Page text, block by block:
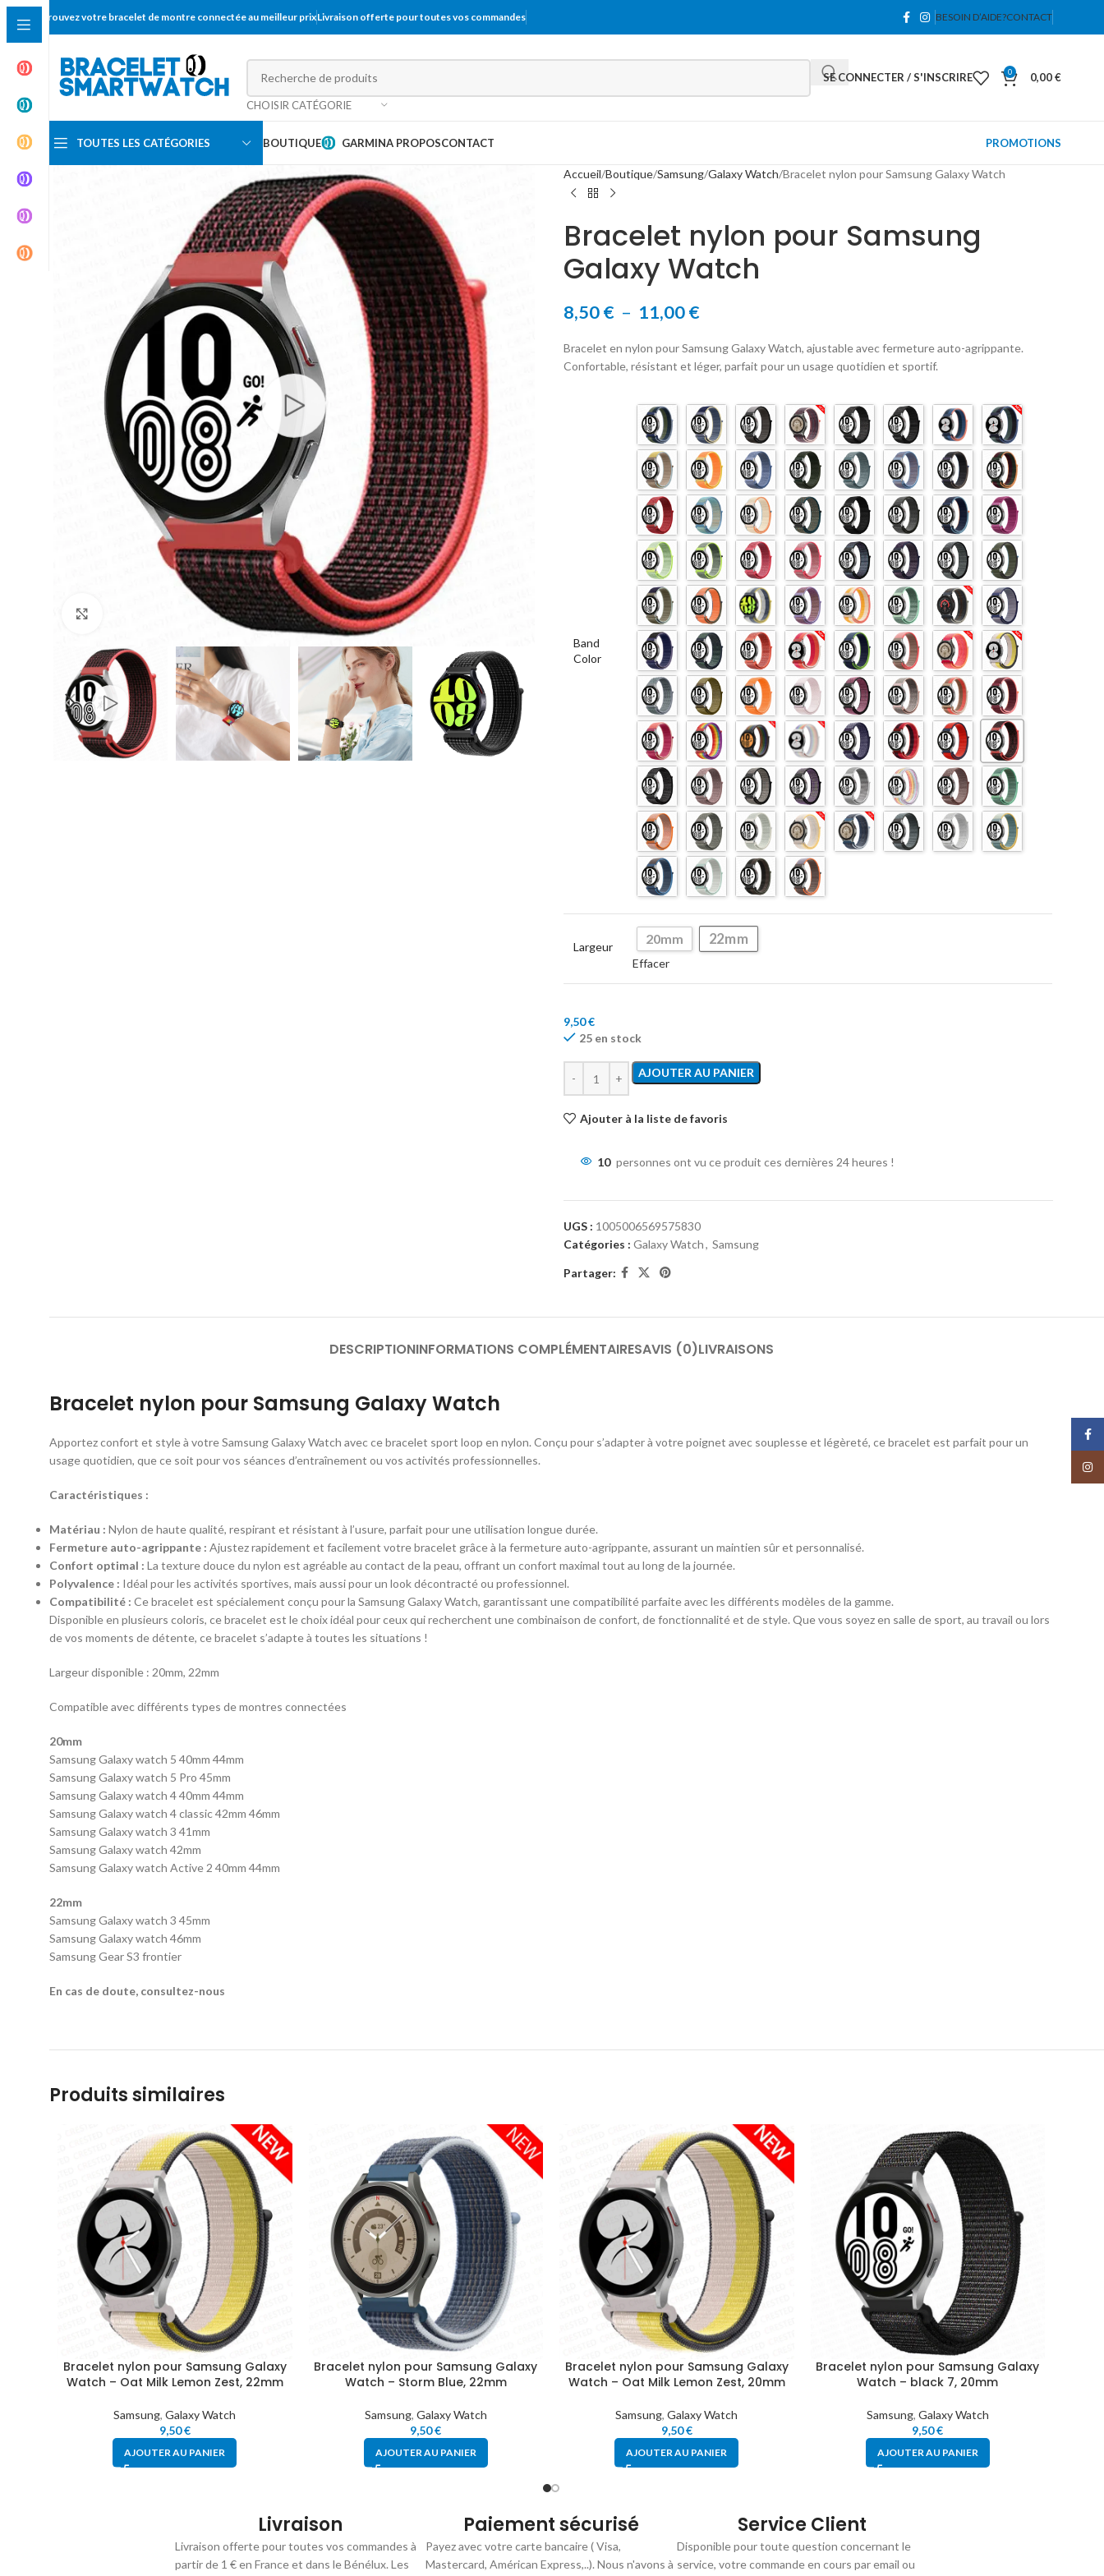
Trouvez votre bracelet de montre connectée au meilleur prixLivraison offerte pour toutes vos commandes BESOIN D’AIDE?CONTACT
CHOISIR CATÉGORIE
SE CONNECTER / S'INSCRIRE 0 0,00€
TOUTES LES CATÉGORIES BOUTIQUE GARMINA PROPOSCONTACT PROMOTIONS
Accueil Boutique Samsung Galaxy Watch Bracelet nylon pour Samsung Galaxy Watch
Bracelet nylon pour Samsung
Galaxy Watch
8,50€ – 11,00€
Bracelet en nylon pour Samsung Galaxy Watch, ajustable avec fermeture auto-agrippante.
Confortable, résistant et léger, parfait pour un usage quotidien et sportif.
Band
Color
Largeur
20mm 22mm
Effacer
9,50€
25 en stock
AJOUTER AU PANIER
Ajouter à la liste de favoris
10 personnes ont vu ce produit ces dernières 24 heures !
UGS : 1005006569575830
Catégories : Galaxy Watch, Samsung
Partager:
DESCRIPTIONINFORMATIONS COMPLÉMENTAIRESAVIS (0)LIVRAISONS
Bracelet nylon pour Samsung Galaxy Watch
Apportez confort et style à votre Samsung Galaxy Watch avec ce bracelet sport loop en nylon. Conçu pour s’adapter à votre poignet avec souplesse et légèreté, ce bracelet est parfait pour un
usage quotidien, que ce soit pour vos séances d’entraînement ou vos activités professionnelles.
Caractéristiques :
Matériau : Nylon de haute qualité, respirant et résistant à l’usure, parfait pour une utilisation longue durée.
Fermeture auto-agrippante : Ajustez rapidement et facilement votre bracelet grâce à la fermeture auto-agrippante, assurant un maintien sûr et personnalisé.
Confort optimal : La texture douce du nylon est agréable au contact de la peau, offrant un confort maximal tout au long de la journée.
Polyvalence : Idéal pour les activités sportives, mais aussi pour un look décontracté ou professionnel.
Compatibilité : Ce bracelet est spécialement conçu pour la Samsung Galaxy Watch, garantissant une compatibilité parfaite avec les différents modèles de la gamme.
Disponible en plusieurs coloris, ce bracelet est le choix idéal pour ceux qui recherchent une combinaison de confort, de fonctionnalité et de style. Que vous soyez en salle de sport, au travail ou lors
de vos moments de détente, ce bracelet s’adapte à toutes les situations !
Largeur disponible : 20mm, 22mm
Compatible avec différents types de montres connectées
20mm
Samsung Galaxy watch 5 40mm 44mm
Samsung Galaxy watch 5 Pro 45mm
Samsung Galaxy watch 4 40mm 44mm
Samsung Galaxy watch 4 classic 42mm 46mm
Samsung Galaxy watch 3 41mm
Samsung Galaxy watch 42mm
Samsung Galaxy watch Active 2 40mm 44mm
22mm
Samsung Galaxy watch 3 45mm
Samsung Galaxy watch 46mm
Samsung Gear S3 frontier
En cas de doute, consultez-nous
Produits similaires
Bracelet nylon pour Samsung Galaxy
Watch – Oat Milk Lemon Zest, 22mm
Samsung,Galaxy Watch
9,50€
AJOUTER AU PANIER
Bracelet nylon pour Samsung Galaxy
Watch – Storm Blue, 22mm
Samsung, Galaxy Watch
9,50€
AJOUTER AU PANIER
Bracelet nylon pour Samsung Galaxy
Watch – Oat Milk Lemon Zest, 20mm
Samsung,Galaxy Watch
9,50€
AJOUTER AU PANIER
Bracelet nylon pour Samsung Galaxy
Watch – black 7, 20mm
Samsung, Galaxy Watch
9,50€
AJOUTER AU PANIER
Livraison
Livraison offerte pour toutes vos commandes à
partir de 1 € en France et dans le Bénélux. Les
Paiement sécurisé
Payez avec votre carte bancaire ( Visa,
Mastercard, Américan Express,..). Nous n'avons à
Service Client
Disponible pour toute question concernant le
service, votre commande en cours par email ou